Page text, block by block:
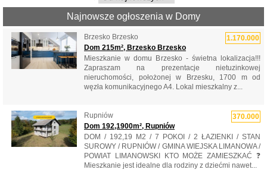
Najnowsze ogłoszenia w Domy
1.170.000
Brzesko Brzesko
Dom 215m², Brzesko Brzesko
Mieszkanie w domu Brzesko - świetna lokalizacja!!!
Zapraszam na prezentacje nietuzinkowej
nieruchomości, położonej w Brzesku, 1700 m od
węzła komunikacyjnego A4. Lokal mieszkalny z...
370.000
Rupniów
Dom 192,1900m², Rupniów
DOM / 192,19 M2 / 7 POKOI / 2 ŁAZIENKI / STAN
SUROWY / RUPNIÓW / GMINA WIEJSKA LIMANOWA /
POWIAT LIMANOWSKI KTO MOŻE ZAMIESZKAĆ ❓
Mieszkanie jest idealne dla rodziny z dziećmi nawet...